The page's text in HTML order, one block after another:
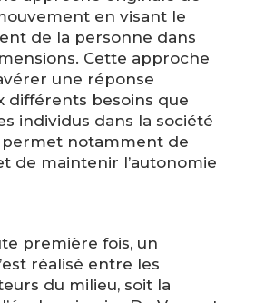
en visant le
de la personne dans
Cette approche
une réponse
différents besoins que
individus dans la société
permet notamment de
de maintenir l’autonomie
première fois, un
réalisé entre les
du milieu, soit la